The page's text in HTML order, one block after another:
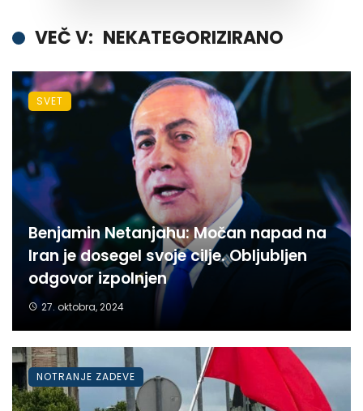
VEČ V: NEKATEGORIZIRANO
Benjamin Netanjahu: Močan napad na
Iran je dosegel svoje cilje. Obljubljen
odgovor izpolnjen
27. oktobra, 2024
SVET
NOTRANJE ZADEVE